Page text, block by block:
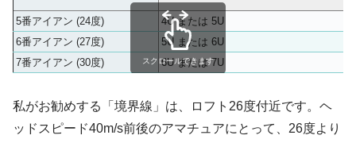
5番アイアン (24度)
4U または 5U
6番アイアン (27度)
5U または 6U
7番アイアン (30度)
6U または 7U
スクロールできます
私がお勧めする「境界線」は、ロフト26度付近です。ヘ
ッドスピード40m/s前後のアマチュアにとって、26度より